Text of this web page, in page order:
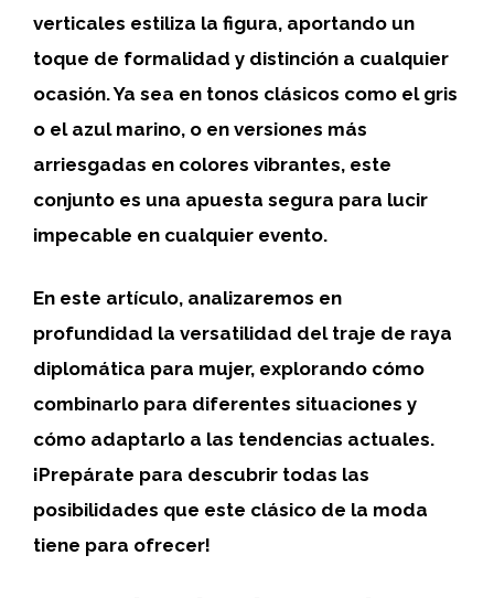
verticales estiliza la figura, aportando un
toque de formalidad y distinción a cualquier
ocasión. Ya sea en tonos clásicos como el gris
o el azul marino, o en versiones más
arriesgadas en colores vibrantes, este
conjunto es una apuesta segura para lucir
impecable en cualquier evento.
En este artículo, analizaremos en
profundidad la versatilidad del traje de raya
diplomática para mujer, explorando cómo
combinarlo para diferentes situaciones y
cómo adaptarlo a las tendencias actuales.
¡Prepárate para descubrir todas las
posibilidades que este clásico de la moda
tiene para ofrecer!